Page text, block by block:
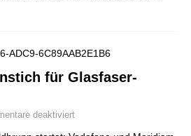
für Glasfaser-
deaktiviert